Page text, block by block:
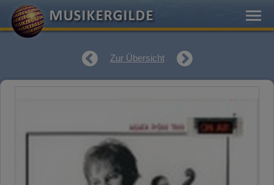
Zur Übersicht